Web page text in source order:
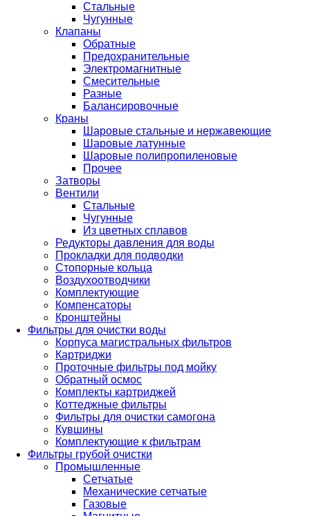
Стальные
Чугунные
Клапаны
Обратные
Предохранительные
Электромагнитные
Смесительные
Разные
Балансировочные
Краны
Шаровые стальные и нержавеющие
Шаровые латунные
Шаровые полипропиленовые
Прочее
Затворы
Вентили
Стальные
Чугунные
Из цветных сплавов
Редукторы давления для воды
Прокладки для подводки
Стопорные кольца
Воздухоотводчики
Комплектующие
Компенсаторы
Кронштейны
Фильтры для очистки воды
Корпуса магистральных фильтров
Картриджи
Проточные фильтры под мойку
Обратный осмос
Комплекты картриджей
Коттеджные фильтры
Фильтры для очистки самогона
Кувшины
Комплектующие к фильтрам
Фильтры грубой очистки
Промышленные
Сетчатые
Механические сетчатые
Газовые